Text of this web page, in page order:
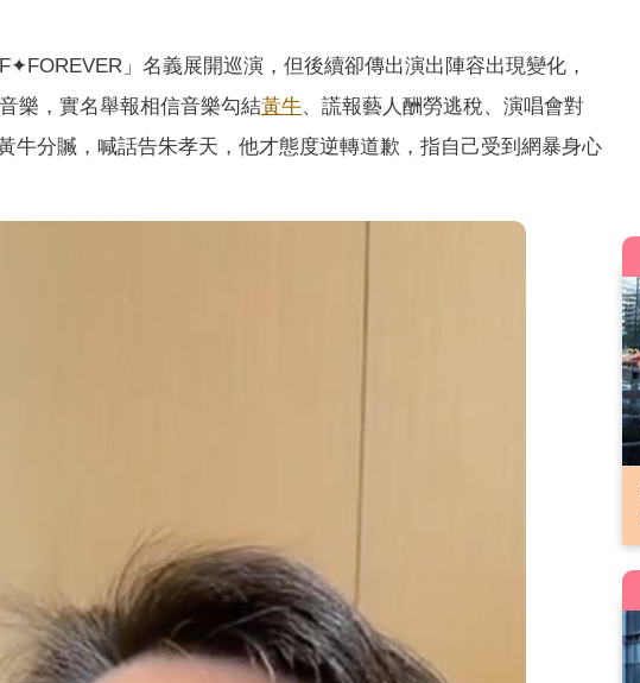
」名義展開巡演，但後續卻傳出演出陣容出現變化，
樂，實名舉報相信音樂勾結黃牛、謊報藝人酬勞逃稅、演唱會對
牛分贓，喊話告朱孝天，他才態度逆轉道歉，指自己受到網暴身心